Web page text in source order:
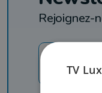
Rejoignez-
TV